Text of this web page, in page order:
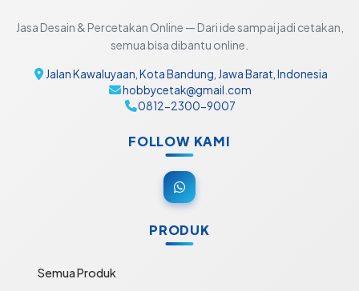
Jasa Desain & Percetakan Online — Dari ide sampai jadi cetakan,
semua bisa dibantu online.
Jalan Kawaluyaan, Kota Bandung, Jawa Barat, Indonesia
hobbycetak@gmail.com
0812-2300-9007
FOLLOW KAMI
PRODUK
Semua Produk